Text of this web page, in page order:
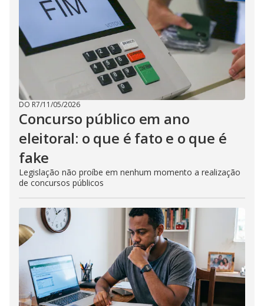
DO R7/11/05/2026
Concurso público em ano
eleitoral: o que é fato e o que é
fake
Legislação não proíbe em nenhum momento a realização
de concursos públicos